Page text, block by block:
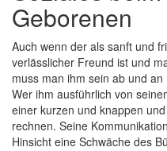
Geborenen
Auch wenn der als sanft und
verlässlicher Freund ist und
muss man ihm sein ab und
Wer ihm ausführlich von
einer kurzen und knappen
rechnen. Seine
Hinsicht eine Schwäche des